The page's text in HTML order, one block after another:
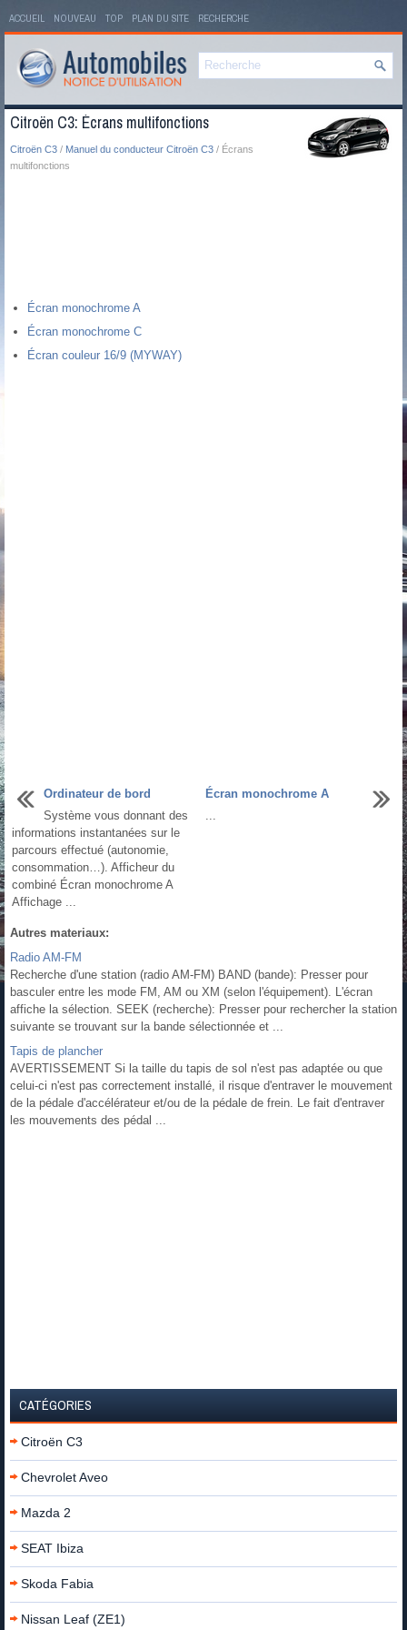
ACCUEIL NOUVEAU TOP PLAN DU SITE RECHERCHE
Citroën C3: Écrans multifonctions
Citroën C3 / Manuel du conducteur Citroën C3 / Écrans
multifonctions
Écran monochrome A
Écran monochrome C
Écran couleur 16/9 (MYWAY)
Ordinateur de bord
Système vous donnant des
informations instantanées sur le
parcours effectué (autonomie,
consommation…). Afficheur du
combiné Écran monochrome A
Affichage ...
Écran monochrome A
...
Autres materiaux:
Radio AM-FM
Recherche d'une station (radio AM-FM) BAND (bande): Presser pour
basculer entre les mode FM, AM ou XM (selon l'équipement). L'écran
affiche la sélection. SEEK (recherche): Presser pour rechercher la station
suivante se trouvant sur la bande sélectionnée et ...
Tapis de plancher
AVERTISSEMENT Si la taille du tapis de sol n'est pas adaptée ou que
celui-ci n'est pas correctement installé, il risque d'entraver le mouvement
de la pédale d'accélérateur et/ou de la pédale de frein. Le fait d'entraver
les mouvements des pédal ...
CATÉGORIES
Citroën C3
Chevrolet Aveo
Mazda 2
SEAT Ibiza
Skoda Fabia
Nissan Leaf (ZE1)